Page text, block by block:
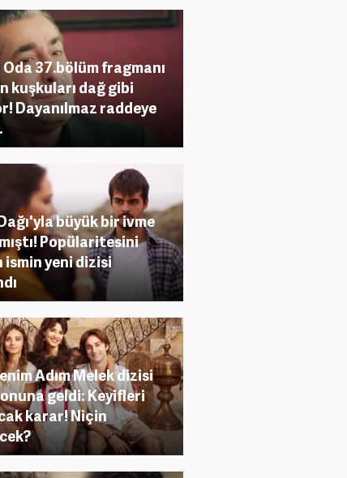
Oda 37.bölüm fragmanı
kuşkuları dağ gibi
Dayanılmaz raddeye
büyük bir ivme
Popülaritesini
ismin yeni dizisi
Adım Melek dizisi
geldi: Keyifleri
karar! Niçin